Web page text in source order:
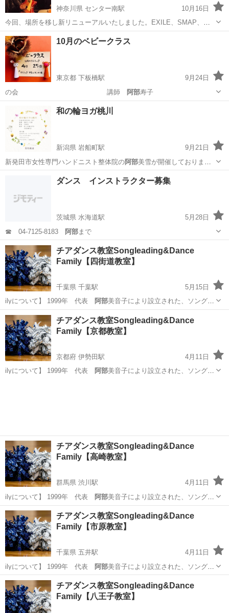
神奈川県 センター南駅
10月16日
今回、場所を移し新リニューアルいたしました。EXILE、SMAP、東
方神起、青山テルマ等のレコーディングやライブ♬、 TV、ラジオ出演
等々様々な実績のあるギタリストです! 幅広いジャンルを現場の経験を
生かしながら、子供から年...
神奈川 横浜市 センター南駅 ギター
10月のベビークラス
東京都 下板橋駅
9月24日
の会 講師
阿部寿子
豊島区 下板橋駅 リトミック
和の輪ヨガ桃川
新潟県 岩船町駅
9月21日
新発田市女性専門ハンドニスト整体院の阿部美雪が開催しておりま
す。 男性参加。…
岩船町駅 美容健康 阿部
ダンス インストラクター募集
茨城県 水海道駅
5月28日
☎ 04-7125-8183 阿部まで
茨城 坂東市 水海道駅 ヒップホップ
チアダンス教室Songleading&Dance
Family【四街道教室】
千葉県 千葉駅
5月15日
ilyについて】 1999年 代表
阿部美音子により設立された、ソングリ
ーディ…
千葉 千葉市 千葉駅 その他
チアダンス教室Songleading&Dance
Family【京都教室】
京都府 伊勢田駅
4月11日
ilyについて】 1999年 代表
阿部美音子により設立された、ソングリ
チアダンス教室Songleading&Dance
Family【高崎教室】
群馬県 渋川駅
4月11日
ilyについて】 1999年 代表
阿部美音子により設立された、ソングリ
ーディ…
群馬 高崎市 渋川駅 その他
チアダンス教室Songleading&Dance
Family【市原教室】
千葉県 五井駅
4月11日
ilyについて】 1999年 代表
阿部美音子により設立された、ソングリ
ーディ…
千葉 市原市 五井駅 その他
チアダンス教室Songleading&Dance
Family【八王子教室】